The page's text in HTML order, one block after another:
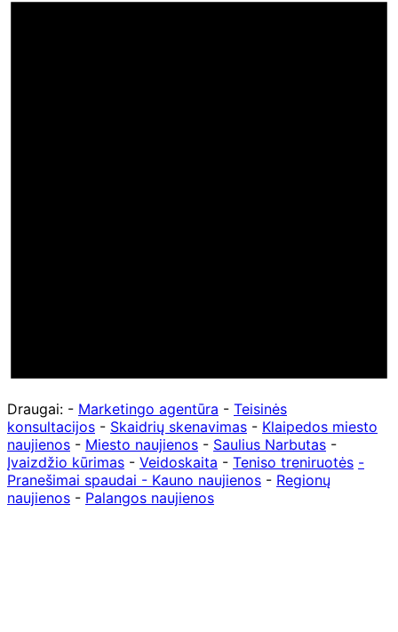
Draugai: - Marketingo agentūra - Teisinės
konsultacijos - Skaidrių skenavimas - Klaipedos miesto
naujienos - Miesto naujienos - Saulius Narbutas -
Įvaizdžio kūrimas - Veidoskaita - Teniso treniruotės -
Pranešimai spaudai - Kauno naujienos - Regionų
naujienos - Palangos naujienos